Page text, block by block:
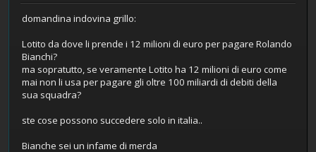
domandina indovina grillo:
Lotito da dove li prende i 12 milioni di euro per pagare Rolando
Bianchi?
ma sopratutto, se veramente Lotito ha 12 milioni di euro come
mai non li usa per pagare gli oltre 100 miliardi di debiti della
sua squadra?
ste cose possono succedere solo in italia..
Bianche sei un infame di merda